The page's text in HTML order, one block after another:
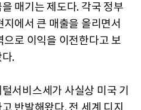
매기는 제도다. 각국 정부
에서 큰 매출을 올리면서
로 이익을 이전한다고 보
.
서비스세가 사실상 미국 기